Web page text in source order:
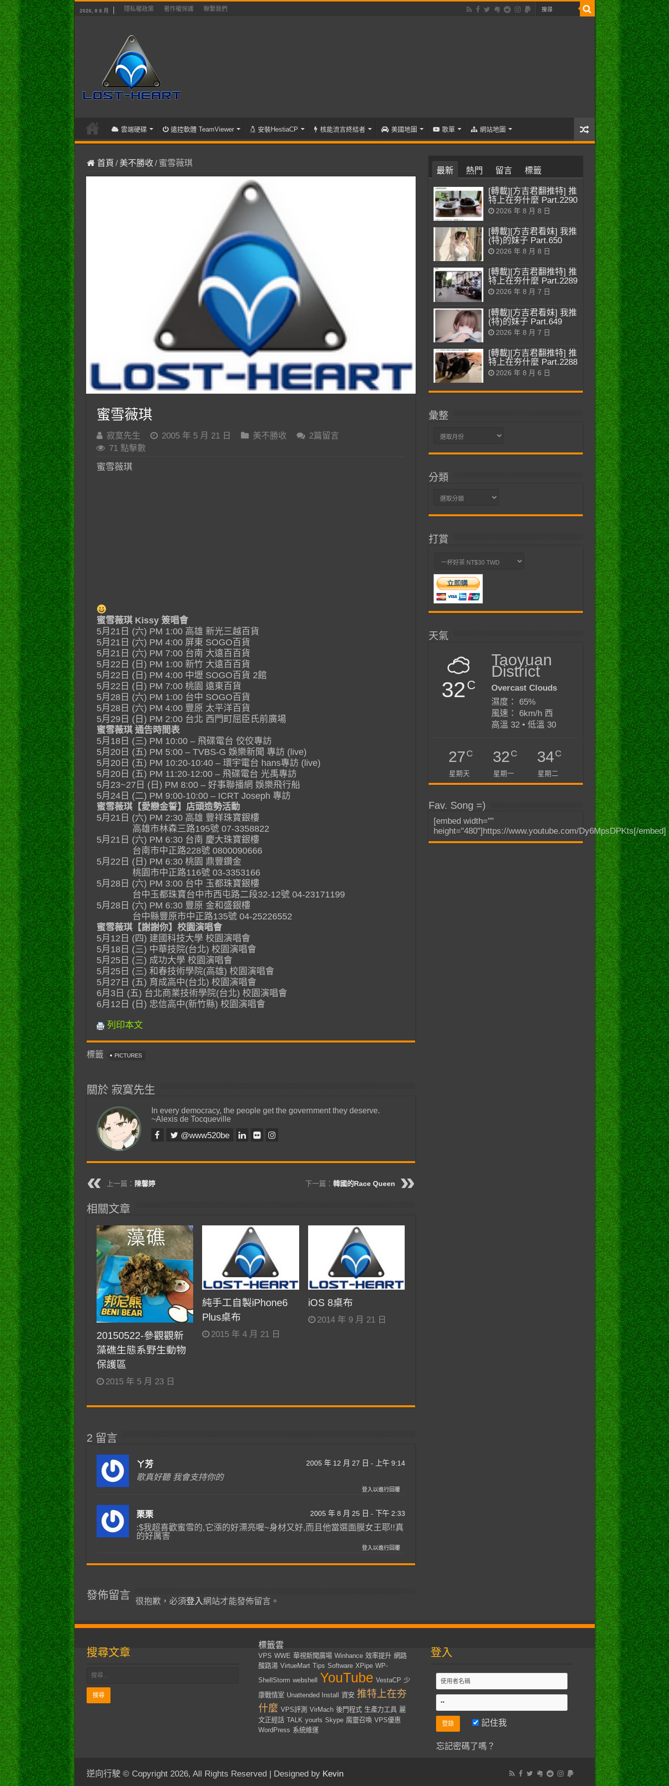
2026, 8 8 月 隱私權政策 著作權保護 聯繫我們
雲端硬碟 遠控軟體 TeamViewer 安裝HestiaCP 核能流言終結者 美國地圖 歌單 網站地圖
首頁 / 美不勝收/ 蜜雪薇琪
蜜雪薇琪
寂寞先生 2005 年 5 月 21 日 美不勝收
2篇留言
71 點擊數
蜜雪薇琪
蜜雪薇琪 Kissy 簽唱會
5月21日 (六) PM 1:00 高雄 新光三越百貨
5月21日 (六) PM 4:00 屏東 SOGO百貨
5月21日 (六) PM 7:00 台南 大遠百百貨
5月22日 (日) PM 1:00 新竹 大遠百百貨
5月22日 (日) PM 4:00 中壢 SOGO百貨 2館
5月22日 (日) PM 7:00 桃園 遠東百貨
5月28日 (六) PM 1:00 台中 SOGO百貨
5月28日 (六) PM 4:00 豐原 太平洋百貨
5月29日 (日) PM 2:00 台北 西門町屈臣氏前廣場
蜜雪薇琪 通告時間表
5月18日 (三) PM 10:00 – 飛碟電台 佼佼專訪
5月20日 (五) PM 5:00 – TVBS-G 娛樂新聞 專訪 (live)
5月20日 (五) PM 10:20-10:40 – 環宇電台 hans專訪 (live)
5月20日 (五) PM 11:20-12:00 – 飛碟電台 光禹專訪
5月23~27日 (日) PM 8:00 – 好事聯播網 娛樂飛行船
5月24日 (二) PM 9:00-10:00 – ICRT Joseph 專訪
蜜雪薇琪【愛戀金誓】店頭造勢活動
5月21日 (六) PM 2:30 高雄 豐祥珠寶銀樓
高雄市林森三路195號 07-3358822
5月21日 (六) PM 6:30 台南 慶大珠寶銀樓
台南市中正路228號 0800090666
5月22日 (日) PM 6:30 桃園 鼎豐鑽金
桃園市中正路116號 03-3353166
5月28日 (六) PM 3:00 台中 玉都珠寶銀樓
台中玉都珠寶台中市西屯路二段32-12號 04-23171199
5月28日 (六) PM 6:30 豐原 金和盛銀樓
台中縣豐原市中正路135號 04-25226552
蜜雪薇琪【謝謝你】校園演唱會
5月12日 (四) 建國科技大學 校園演唱會
5月18日 (三) 中華技院(台北) 校園演唱會
5月25日 (三) 成功大學 校園演唱會
5月25日 (三) 和春技術學院(高雄) 校園演唱會
5月27日 (五) 育成高中(台北) 校園演唱會
6月3日 (五) 台北商業技術學院(台北) 校園演唱會
6月12日 (日) 忠信高中(新竹縣) 校園演唱會
列印本文
標籤 PICTURES
關於 寂寞先生
In every democracy, the people get the government they deserve.
~Alexis de Tocqueville
@www520be
上一篇： 陳馨婷 下一篇： 韓國的Race Queen
相關文章
20150522-參觀觀新
藻礁生態系野生動物
保護區
2015 年 5 月 23 日
純手工自製iPhone6
Plus桌布
2015 年 4 月 21 日
iOS 8桌布
2014 年 9 月 21 日
2 留言
ㄚ芳 2005 年 12 月 27 日 - 上午 9:14
歌真好聽 我會支持你的
登入以進行回覆
栗栗 2005 年 8 月 25 日 - 下午 2:33
:$我超喜歡蜜雪的,它漲的好漂亮喔~身材又好,而且他當選面膜女王耶!!真
的好厲害
登入以進行回覆
發佈留言
很抱歉，必須登入 網站才能發佈留言。
最新 熱門 留言 標籤
[轉載][方吉君翻推特] 推
特上在夯什麼 Part.2290
2026 年 8 月 8 日
[轉載][方吉君看妹] 我推
(特)的妹子 Part.650
2026 年 8 月 8 日
[轉載][方吉君翻推特] 推
特上在夯什麼 Part.2289
2026 年 8 月 7 日
[轉載][方吉君看妹] 我推
(特)的妹子 Part.649
2026 年 8 月 7 日
[轉載][方吉君翻推特] 推
特上在夯什麼 Part.2288
2026 年 8 月 6 日
彙整
彙
分類
分
打賞
天氣
32C
Taoyuan
District
Overcast Clouds
濕度： 65%
風速： 6km/h 西
高溫 32 • 低溫 30
27C
星期天
32C
星期一
34C
星期二
Fav. Song =)
[embed width=""
height="480"]https://www.youtube.com/Dy6MpsDPKts[/embed]
搜尋文章
標籤雲
VPS WWE 華視新聞廣場 Winhance 效率提升 網路
酸路湯 VirtueMart Tips Software XPipe WP-
ShellStorm webshell YouTube VestaCP 少
康戰情室 Unattended Install 資安 推特上在夯
什麼 VPS評測 VirMach 後門程式 生產力工具 麗
文正經話 TALK yourls Skype 魔靈召喚 VPS優惠
WordPress 系統維運
登入
記住我
忘記密碼了嗎？
逆向行駛 © Copyright 2026, All Rights Reserved | Designed by Kevin